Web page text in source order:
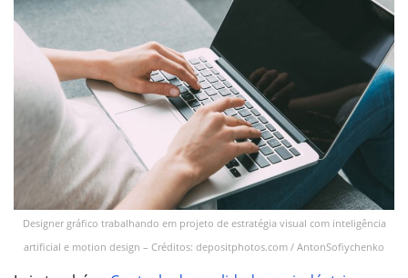
Designer gráfico trabalhando em projeto de estratégia visual com inteligência
artificial e motion design – Créditos: depositphotos.com / AntonSofiychenko